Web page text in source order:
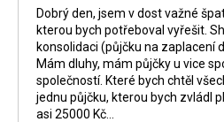
Dobrý den, jsem v dost važné
kterou bych potřeboval vyřešit.
konsolidaci (půjčku na zaplacení
Mám dluhy, mám půjčky u vice
společností. Které bych chtěl
jednu půjčku, kterou bych zvládl
asi 25000 Kč…